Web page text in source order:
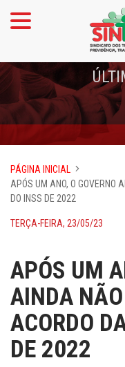
PÁGINA INICIAL
APÓS UM ANO, O GOVERNO
DO INSS DE 2022
TERÇA-FEIRA, 23/05/23
APÓS UM
AINDA
ACORDO
DE 2022